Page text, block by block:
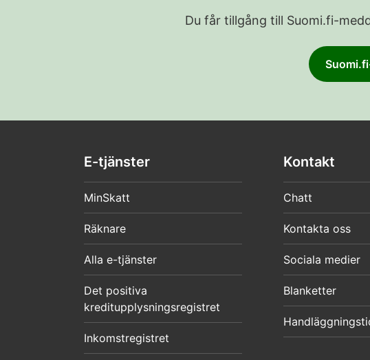
Du får tillgång till Suomi.fi-
E-tjänster
MinSkatt
Räknare
Alla e-tjänster
Det positiva
kreditupplysningsregistret
Inkomstregistret
Kontakt
Chatt
Kontakta oss
Sociala medier
Blanketter